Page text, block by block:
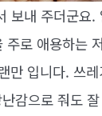
보내 주더군요.
주로 애용하는
만 입니다. 쓰
감으로 줘도